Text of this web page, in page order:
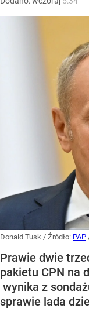
Donald Tusk / Źródło: PAP
Prawie dwie
pakietu CPN na
wynika z
sprawie lada